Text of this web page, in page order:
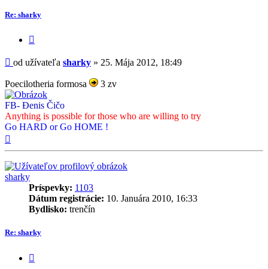
Re: sharky
Príspevok
od užívateľa sharky » 25. Mája 2012, 18:49
Poecilotheria formosa 3 zv
FB- Đenis Čičo
Anything is possible for those who are willing to try
Go HARD or Go HOME !
sharky
Príspevky: 1103
Dátum registrácie: 10. Januára 2010, 16:33
Bydlisko: trenčín
Re: sharky